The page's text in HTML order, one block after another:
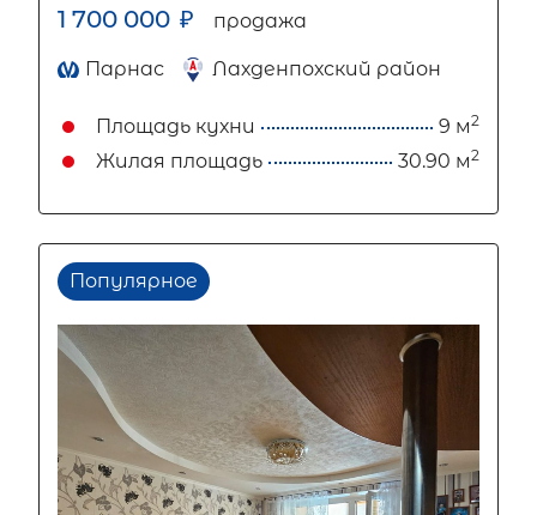
1 700 000 ₽ продажа
Парнас Лахденпохский район
Площадь кухни 9 м2
Жилая площадь 30.90 м2
Популярное